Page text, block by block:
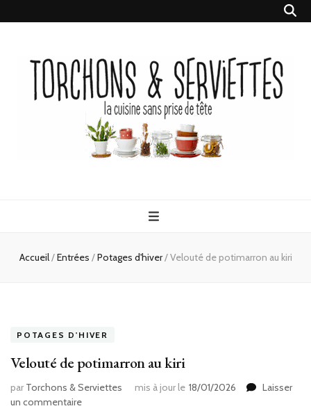
Serviettes
Accueil/Entrées /Potages d'hiver/Velouté de potimarron au kiri
POTAGES D'HIVER
Velouté de potimarron au kiri
par Torchons & Serviettes mis à jour le 18/01/2026
Laisser
un commentairesur